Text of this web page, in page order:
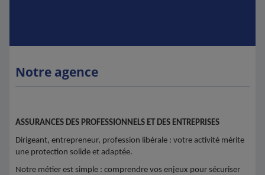
Notre agence
ASSURANCES DES PROFESSIONNELS ET DES ENTREPRISES
Dirigeant, entrepreneur, profession libérale : votre activité mérite
une protection solide et adaptée.
Notre métier est simple : comprendre vos enjeux pour sécuriser